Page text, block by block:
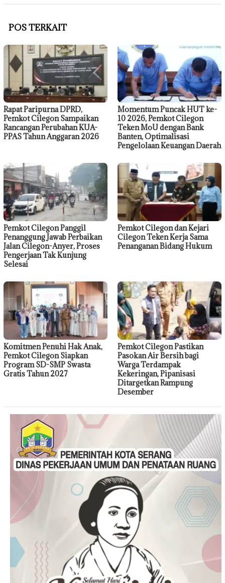
POS TERKAIT
Rapat Paripurna DPRD,
Pemkot Cilegon Sampaikan
Rancangan Perubahan KUA-
PPAS Tahun Anggaran 2026
Momentum Puncak HUT ke-
10 2026, Pemkot Cilegon
Teken MoU dengan Bank
Banten, Optimalisasi
Pengelolaan Keuangan Daerah
Pemkot Cilegon Panggil
Penanggung Jawab Perbaikan
Jalan Cilegon-Anyer, Proses
Pengerjaan Tak Kunjung
Selesai
Pemkot Cilegon dan Kejari
Cilegon Teken Kerja Sama
Penanganan Bidang Hukum
Komitmen Penuhi Hak Anak,
Pemkot Cilegon Siapkan
Program SD-SMP Swasta
Gratis Tahun 2027
Pemkot Cilegon Pastikan
Pasokan Air Bersih bagi
Warga Terdampak
Kekeringan, Pipanisasi
Ditargetkan Rampung
Desember